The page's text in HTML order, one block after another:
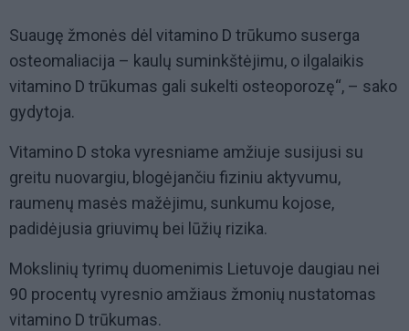
Suaugę žmonės dėl vitamino D trūkumo suserga
osteomaliacija – kaulų suminkštėjimu, o ilgalaikis
vitamino D trūkumas gali sukelti osteoporozę“, – sako
gydytoja.
Vitamino D stoka vyresniame amžiuje susijusi su
greitu nuovargiu, blogėjančiu fiziniu aktyvumu,
raumenų masės mažėjimu, sunkumu kojose,
padidėjusia griuvimų bei lūžių rizika.
Mokslinių tyrimų duomenimis Lietuvoje daugiau nei
90 procentų vyresnio amžiaus žmonių nustatomas
vitamino D trūkumas.